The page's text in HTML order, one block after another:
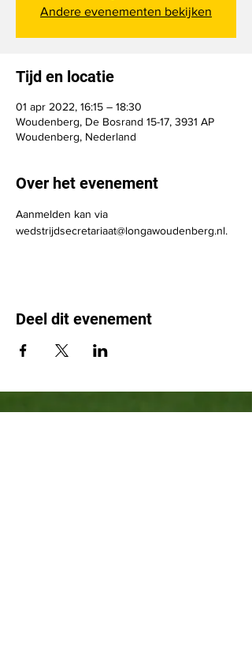
Andere evenementen bekijken
Tijd en locatie
01 apr 2022, 16:15 – 18:30
Woudenberg, De Bosrand 15-17, 3931 AP
Woudenberg, Nederland
Over het evenement
Aanmelden kan via
wedstrijdsecretariaat@longawoudenberg.nl.
Deel dit evenement